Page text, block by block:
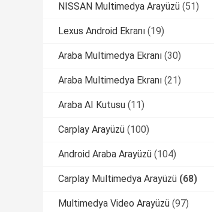
NISSAN Multimedya Arayüzü (51)
Lexus Android Ekranı (19)
Araba Multimedya Ekranı (30)
Araba Multimedya Ekranı (21)
Araba AI Kutusu (11)
Carplay Arayüzü (100)
Android Araba Arayüzü (104)
Carplay Multimedya Arayüzü (68)
Multimedya Video Arayüzü (97)